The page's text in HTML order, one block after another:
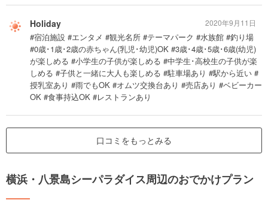
Holiday
#宿泊施設 #エンタメ #観光名所 #テーマパーク #水族館 #釣り場
#0歳･1歳･2歳の赤ちゃん(乳児･幼児)OK #3歳･4歳･5歳･6歳(幼児)
が楽しめる #小学生の子供が楽しめる #中学生･高校生の子供が楽
しめる #子供と一緒に大人も楽しめる #駐車場あり #駅から近い #
授乳室あり #雨でもOK #オムツ交換台あり #売店あり #ベビーカー
OK #食事持込OK #レストランあり
2020年9月11日
口コミをもっとみる
横浜・八景島シーパラダイス周辺のおでかけプラン